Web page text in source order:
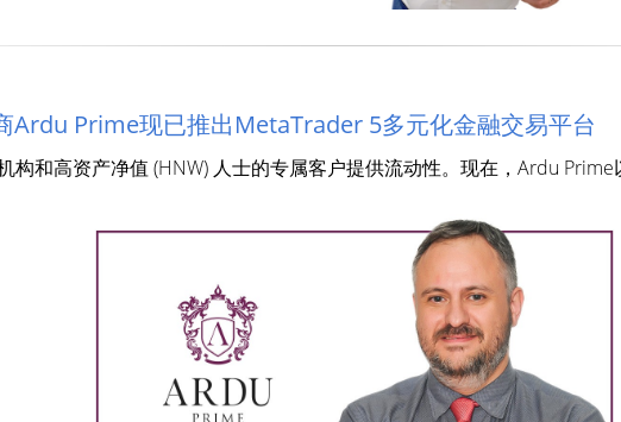
Ardu Prime现已推出MetaTrader 5多元化金融交易平台
构和高资产净值 (HNW) 人士的专属客户提供流动性。现在，Ardu